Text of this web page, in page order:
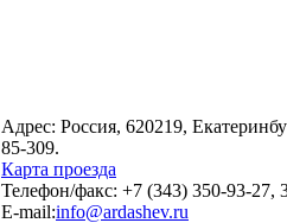
Адрес: Россия, 620219,
85-309.
Карта проезда
Телефон/факс: +7 (343) 350-93-27,
E-mail:info@ardashev.ru